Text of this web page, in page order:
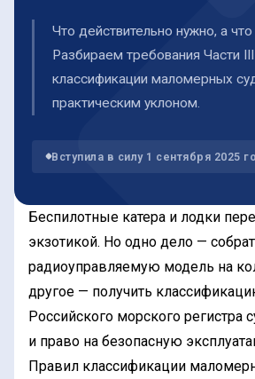
Что действительно нужно, а
Разбираем требования Части
классификации маломерных
практическим уклоном.
Вступила в силу 1 сентября 2025
Беспилотные катера и лодки
экзотикой. Но одно дело —
радиоуправляемую модель на
другое — получить
Российского морского регистра
и право на безопасную
Правил классификации